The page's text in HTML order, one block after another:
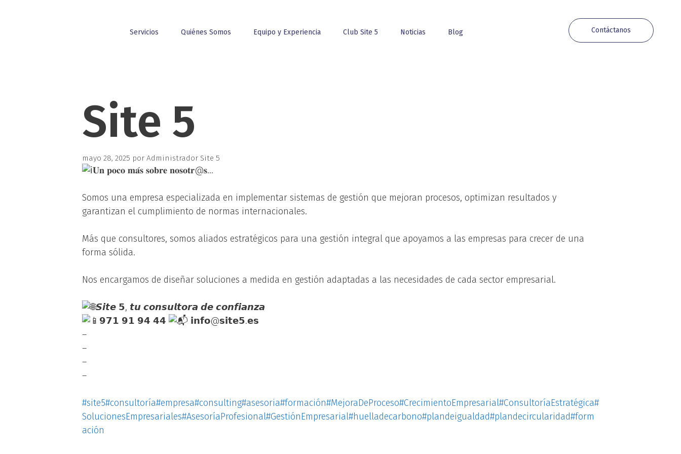
Servicios Quiénes Somos Equipo y Experiencia Club Site 5 Noticias Blog Contáctanos
Site 5
mayo 28, 2025 por Administrador Site 5
𝐔𝐧 𝐩𝐨𝐜𝐨 𝐦𝐚́𝐬 𝐬𝐨𝐛𝐫𝐞 𝐧𝐨𝐬𝐨𝐭𝐫@𝐬…
Somos una empresa especializada en implementar sistemas de gestión que mejoran procesos, optimizan resultados y
garantizan el cumplimiento de normas internacionales.
Más que consultores, somos aliados estratégicos para una gestión integral que apoyamos a las empresas para crecer de una
forma sólida.
Nos encargamos de diseñar soluciones a medida en gestión adaptadas a las necesidades de cada sector empresarial.
𝙎𝙞𝙩𝙚 𝟱, 𝙩𝙪 𝙘𝙤𝙣𝙨𝙪𝙡𝙩𝙤𝙧𝙖 𝙙𝙚 𝙘𝙤𝙣𝙛𝙞𝙖𝙣𝙯𝙖
𝟵𝟳𝟭 𝟵𝟭 𝟵𝟰 𝟰𝟰
𝗶𝗻𝗳𝗼@𝘀𝗶𝘁𝗲𝟱.𝗲𝘀
–
–
–
–
#site5#consultoría#empresa#consulting#asesoria#formación#MejoraDeProceso#CrecimientoEmpresarial#ConsultoríaEstratégica#
SolucionesEmpresariales#AsesoríaProfesional#GestiónEmpresarial#huelladecarbono#plandeigualdad#plandecircularidad#form
ación